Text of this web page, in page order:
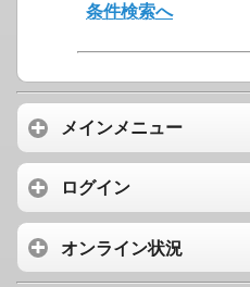
条件検索へ
メインメニュー
ログイン
オンライン状況